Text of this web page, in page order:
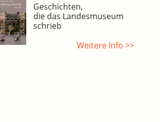
Geschichten,
die das Landesmuseum
schrieb
Weitere Info >>